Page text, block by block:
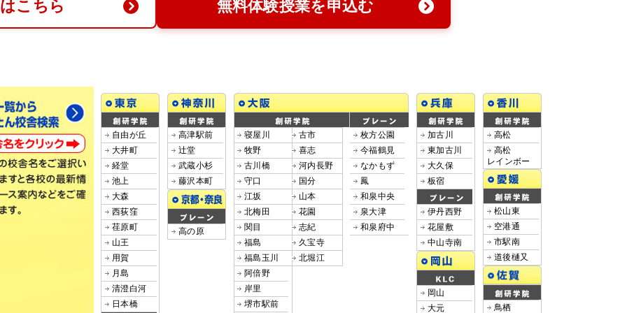
こちら 無料体験授業を申込む
自由が丘
大井町
経堂
池上
大森
西荻窪
荏原町
山王
用賀
月島
清澄白河
日本橋
高津駅前
辻堂
武蔵小杉
藤沢本町
高の原
寝屋川
牧野
古川橋
守口
江坂
北梅田
関目
福島
福島玉川
阿倍野
岸里
堺市駅前
古市
喜志
河内長野
国分
山本
花園
志紀
久宝寺
北堀江
枚方公園
今福鶴見
なかもず
鳳
和泉中央
泉大津
和泉府中
加古川
東加古川
大久保
板宿
伊丹西野
花屋敷
中山寺南
岡山
大元
高松
高松
レインボー
松山東
空港通
市駅南
道後樋又
鳥栖